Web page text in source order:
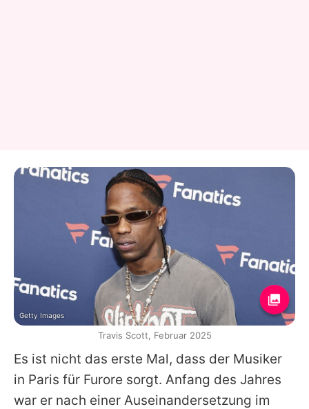
Es ist nicht das erste Mal, dass der Musiker
in Paris für Furore sorgt. Anfang des Jahres
war er nach einer Auseinandersetzung im
Getty Images
Travis Scott, Februar 2025